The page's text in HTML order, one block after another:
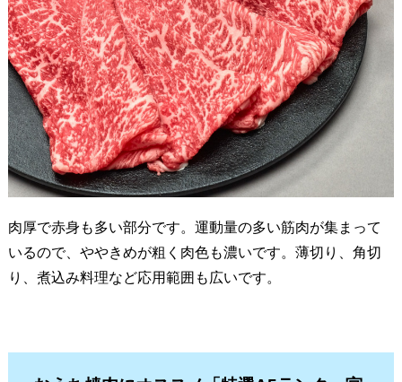
肉厚で赤身も多い部分です。運動量の多い筋肉が集まって
いるので、ややきめが粗く肉色も濃いです。薄切り、角切
り、煮込み料理など応用範囲も広いです。